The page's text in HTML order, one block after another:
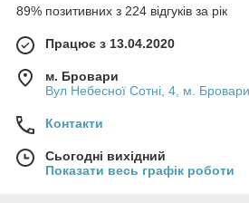
89% позитивних з 224 відгуків за рік
Працює з 13.04.2020
м. Бровари
Вул Небесної Сотні, 4, м.
Контакти
Сьогодні вихідний
Показати весь графік роботи